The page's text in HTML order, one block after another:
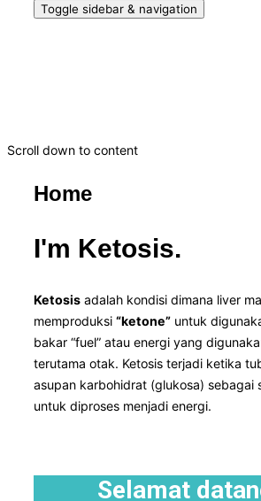
Toggle sidebar & navigation
Scroll down to content
Home
I'm Ketosis.
Ketosis adalah kondisi dimana liver
memproduksi “ketone” untuk
bakar “fuel” atau energi yang
terutama otak. Ketosis terjadi ketika
asupan karbohidrat (glukosa) sebagai
untuk diproses menjadi energi.
Selamat